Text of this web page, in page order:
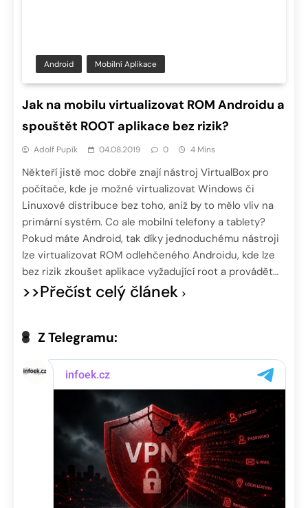
Android Mobilní Aplikace
Jak na mobilu virtualizovat ROM Androidu a
spouštět ROOT aplikace bez rizik?
Adolf Pupík 04.08.2019 0 4 Mins
Někteří jistě moc dobře znají nástroj VirtualBox pro
počítače, kde je možné virtualizovat Windows či
Linuxové distribuce bez toho, aniž by to mělo vliv na
primární systém. Co ale mobilní telefony a tablety?
Pokud máte Android, tak díky jednoduchému nástroji
lze virtualizovat ROM odlehčeného Androidu, kde lze
bez rizik zkoušet aplikace vyžadující root a provádět…
>>Přečíst celý článek
Z Telegramu: